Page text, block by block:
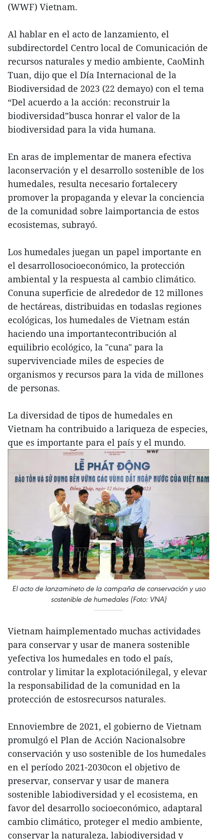
(WWF) Vietnam.
Al hablar en el acto de lanzamiento, el
subdirectordel Centro local de Comunicación de
recursos naturales y medio ambiente, CaoMinh
Tuan, dijo que el Día Internacional de la
Biodiversidad de 2023 (22 demayo) con el tema
“Del acuerdo a la acción: reconstruir la
biodiversidad”busca honrar el valor de la
biodiversidad para la vida humana.
En aras de implementar de manera efectiva
laconservación y el desarrollo sostenible de los
humedales, resulta necesario fortalecery
promover la propaganda y elevar la conciencia
de la comunidad sobre laimportancia de estos
ecosistemas, subrayó.
Los humedales juegan un papel importante en
el desarrollosocioeconómico, la protección
ambiental y la respuesta al cambio climático.
Conuna superficie de alrededor de 12 millones
de hectáreas, distribuidas en todaslas regiones
ecológicas, los humedales de Vietnam están
haciendo una importantecontribución al
equilibrio ecológico, la "cuna" para la
supervivenciade miles de especies de
organismos y recursos para la vida de millones
de personas.
La diversidad de tipos de humedales en
Vietnam ha contribuido a lariqueza de especies,
que es importante para el país y el mundo.
El acto de lanzamineto de la campaña de conservación y uso
sostenible de humedales (Foto: VNA)
Vietnam haimplementado muchas actividades
para conservar y usar de manera sostenible
yefectiva los humedales en todo el país,
controlar y limitar la explotaciónilegal, y elevar
la responsabilidad de la comunidad en la
protección de estosrecursos naturales.
Ennoviembre de 2021, el gobierno de Vietnam
promulgó el Plan de Acción Nacionalsobre
conservación y uso sostenible de los humedales
en el período 2021-2030con el objetivo de
preservar, conservar y usar de manera
sostenible labiodiversidad y el ecosistema, en
favor del desarrollo socioeconómico, adaptaral
cambio climático, proteger el medio ambiente,
conservar la naturaleza, labiodiversidad y